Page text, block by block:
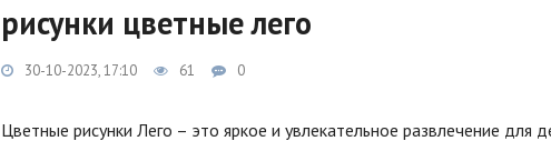
рисунки цветные лего
30-10-2023, 17:10 61 0
Цветные рисунки Лего – это яркое и увлекательное развлечение для